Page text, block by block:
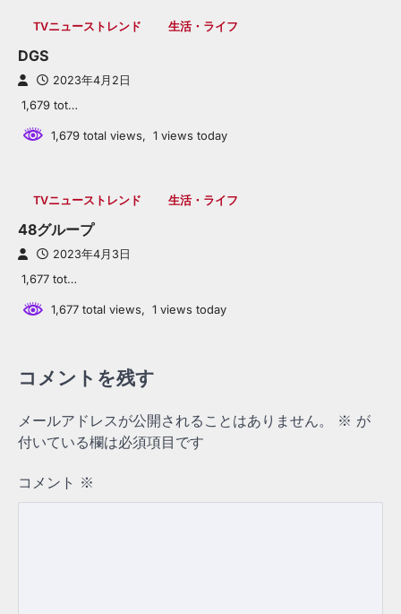
TVニューストレンド 生活・ライフ
DGS
2023年4月2日
1,679 tot…
1,679 total views, 1 views today
TVニューストレンド 生活・ライフ
48グループ
2023年4月3日
1,677 tot…
1,677 total views, 1 views today
コメントを残す
メールアドレスが公開されることはありません。 ※ が
付いている欄は必須項目です
コメント ※